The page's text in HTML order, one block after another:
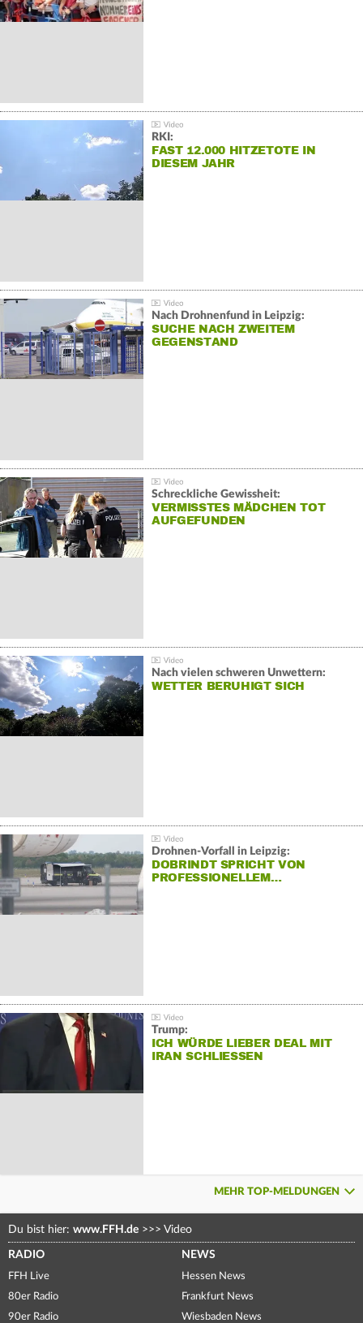
RKI:
FAST 12.000 HITZETOTE IN
DIESEM JAHR
Nach Drohnenfund in Leipzig:
SUCHE NACH ZWEITEM
GEGENSTAND
Schreckliche Gewissheit:
VERMISSTES MÄDCHEN TOT
AUFGEFUNDEN
Nach vielen schweren Unwettern:
WETTER BERUHIGT SICH
Drohnen-Vorfall in Leipzig:
DOBRINDT SPRICHT VON
PROFESSIONELLEM…
Trump:
ICH WÜRDE LIEBER DEAL MIT
IRAN SCHLIESSEN
MEHR TOP-MELDUNGEN
Du bist hier: www.FFH.de >>> Video
RADIO
FFH Live
80er Radio
90er Radio
NEWS
Hessen News
Frankfurt News
Wiesbaden News